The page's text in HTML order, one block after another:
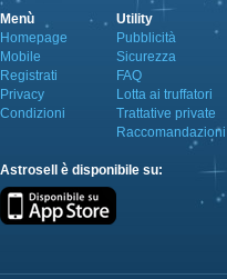
Menù
Homepage
Mobile
Registrati
Privacy
Condizioni
Utility
Pubblicità
Sicurezza
FAQ
Lotta ai truffatori
Trattative private
Raccomandazioni
Astrosell è disponibile su: